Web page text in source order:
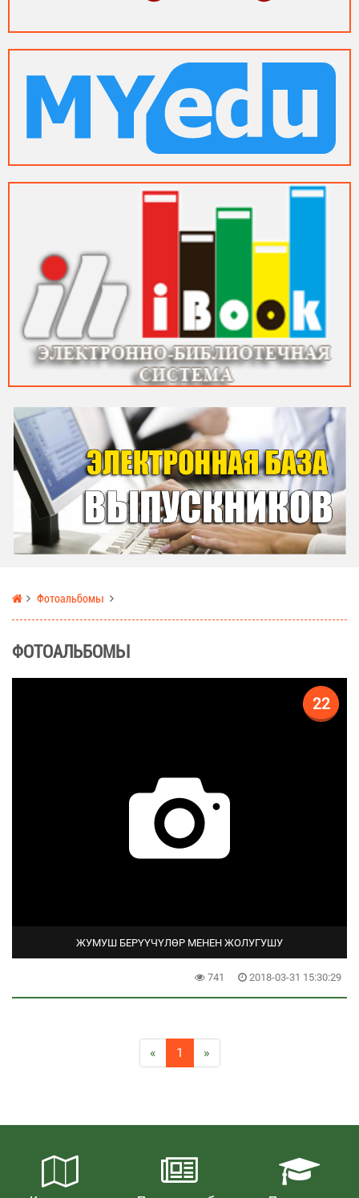
Фотоальбомы
ФОТОАЛЬБОМЫ
22
ЖУМУШ БЕРҮҮЧҮЛӨР МЕНЕН ЖОЛУГУШУ
741 2018-03-31 15:30:29
« 1 »